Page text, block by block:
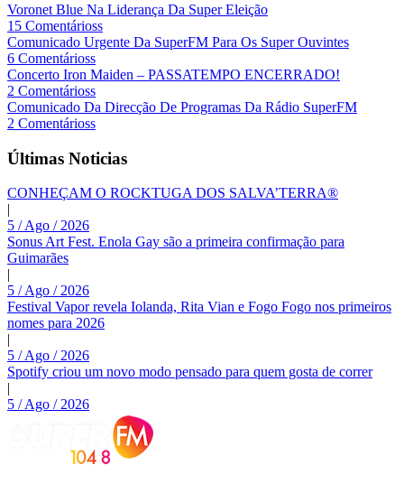
Voronet Blue Na Liderança Da Super Eleição
15 Comentárioss
Comunicado Urgente Da SuperFM Para Os Super Ouvintes
6 Comentárioss
Concerto Iron Maiden – PASSATEMPO ENCERRADO!
2 Comentárioss
Comunicado Da Direcção De Programas Da Rádio SuperFM
2 Comentárioss
Últimas Noticias
CONHEÇAM O ROCKTUGA DOS SALVA’TERRA®
|
5 / Ago / 2026
Sonus Art Fest. Enola Gay são a primeira confirmação para
Guimarães
|
5 / Ago / 2026
Festival Vapor revela Iolanda, Rita Vian e Fogo Fogo nos primeiros
nomes para 2026
|
5 / Ago / 2026
Spotify criou um novo modo pensado para quem gosta de correr
|
5 / Ago / 2026